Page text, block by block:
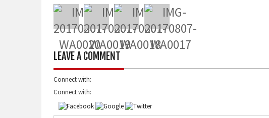
LEAVE A COMMENT
Connect with:
Connect with: